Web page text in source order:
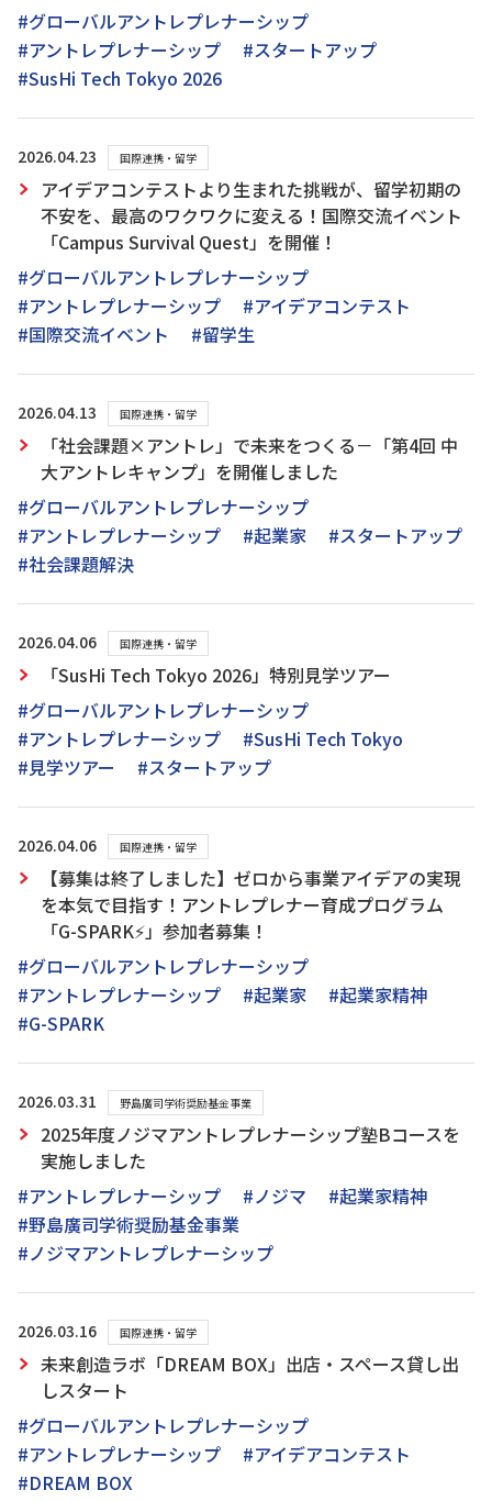
#グローバルアントレプレナーシップ
#アントレプレナーシップ
#スタートアップ
#SusHi Tech Tokyo 2026
2026.04.23 国際連携・留学
アイデアコンテストより生まれた挑戦が、留学初期の
不安を、最高のワクワクに変える！国際交流イベント
「Campus Survival Quest」を開催！
#グローバルアントレプレナーシップ
#アントレプレナーシップ
#アイデアコンテスト
#国際交流イベント
#留学生
2026.04.13 国際連携・留学
「社会課題×アントレ」で未来をつくる－「第4回 中
大アントレキャンプ」を開催しました
#グローバルアントレプレナーシップ
#アントレプレナーシップ
#起業家
#スタートアップ
#社会課題解決
2026.04.06 国際連携・留学
「SusHi Tech Tokyo 2026」特別見学ツアー
#グローバルアントレプレナーシップ
#アントレプレナーシップ
#SusHi Tech Tokyo
#見学ツアー
#スタートアップ
2026.04.06 国際連携・留学
【募集は終了しました】ゼロから事業アイデアの実現
を本気で目指す！アントレプレナー育成プログラム
「G-SPARK⚡」参加者募集！
#グローバルアントレプレナーシップ
#アントレプレナーシップ
#起業家
#起業家精神
#G-SPARK
2026.03.31 野島廣司学術奨励基金事業
2025年度ノジマアントレプレナーシップ塾Bコースを
実施しました
#アントレプレナーシップ
#ノジマ
#起業家精神
#野島廣司学術奨励基金事業
#ノジマアントレプレナーシップ
2026.03.16 国際連携・留学
未来創造ラボ「DREAM BOX」出店・スペース貸し出
しスタート
#グローバルアントレプレナーシップ
#アントレプレナーシップ
#アイデアコンテスト
#DREAM BOX